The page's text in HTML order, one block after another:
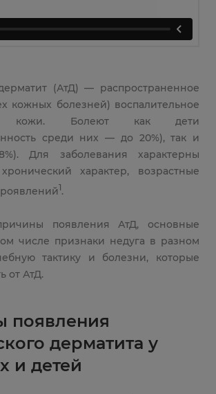
(АтД) — распространенное
кожных болезней) воспалительное
кожи. Болеют как дети
среди них — до 20%), так и
Для заболевания характерны
характер, возрастные
1 .
появления АтД, основные
числе признаки недуга в разном
тактику и болезни, которые
от АтД.
появления
дерматита у
и детей